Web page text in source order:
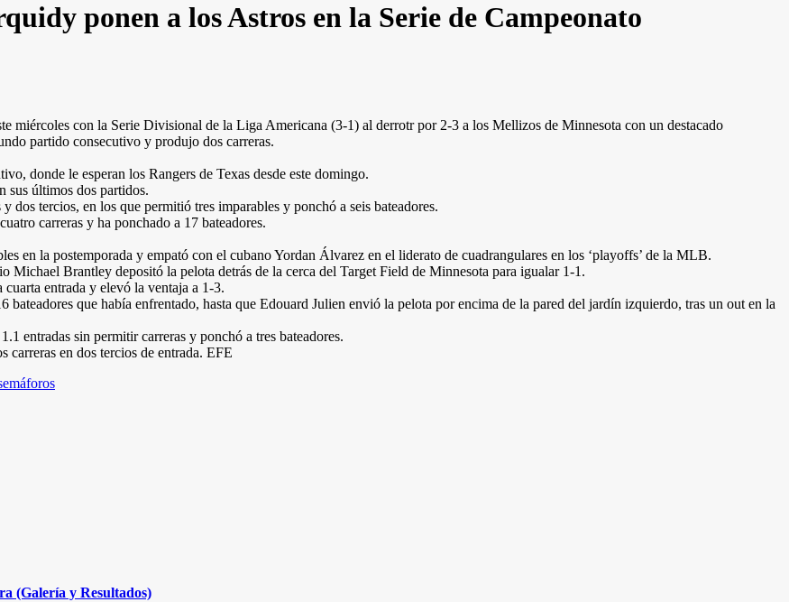
ponen a los Astros en la Serie de Campeonato
miércoles con la Serie Divisional de la Liga Americana (3-1) al derrotr por 2-3 a los Mellizos de Minnesota con un destacado
partido consecutivo y produjo dos carreras.
donde le esperan los Rangers de Texas desde este domingo.
sus últimos dos partidos.
tercios, en los que permitió tres imparables y ponchó a seis bateadores.
carreras y ha ponchado a 17 bateadores.
en la postemporada y empató con el cubano Yordan Álvarez en el liderato de cuadrangulares en los ‘playoffs’ de la MLB.
Brantley depositó la pelota detrás de la cerca del Target Field de Minnesota para igualar 1-1.
entrada y elevó la ventaja a 1-3.
que había enfrentado, hasta que Edouard Julien envió la pelota por encima de la pared del jardín izquierdo, tras un out en la
entradas sin permitir carreras y ponchó a tres bateadores.
en dos tercios de entrada. EFE
(Galería y Resultados)